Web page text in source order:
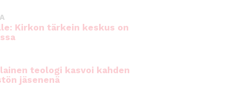
Kirkon tärkein keskus on
teologi kasvoi kahden
jäsenenä